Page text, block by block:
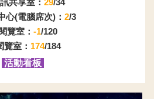
共享室： 29/34
心(電腦席次)： 2/3
覽室： -1/120
覽室： 174/184
活動看板